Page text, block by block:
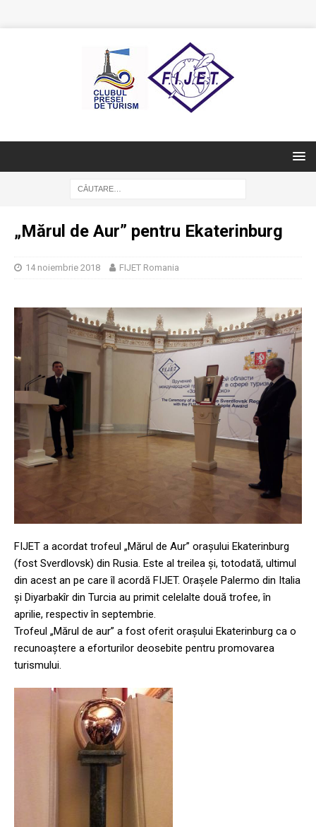
„Mărul de Aur” pentru Ekaterinburg
14 noiembrie 2018 FIJET Romania
FIJET a acordat trofeul „Mărul de Aur” orașului Ekaterinburg
(fost Sverdlovsk) din Rusia. Este al treilea și, totodată, ultimul
din acest an pe care îl acordă FIJET. Orașele Palermo din Italia
și Diyarbakîr din Turcia au primit celelalte două trofee, în
aprilie, respectiv în septembrie.
Trofeul „Mărul de aur” a fost oferit orașului Ekaterinburg ca o
recunoaștere a eforturilor deosebite pentru promovarea
turismului.